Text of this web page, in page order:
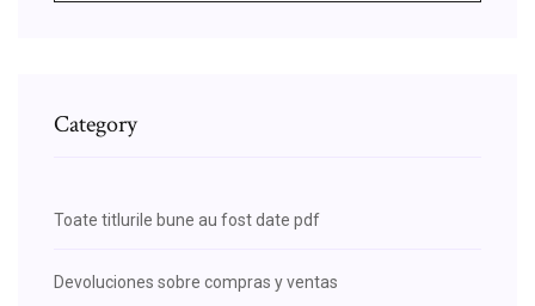
Category
Toate titlurile bune au fost date pdf
Devoluciones sobre compras y ventas